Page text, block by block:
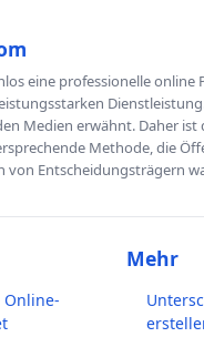
eine professionelle online
Medien erwähnt. Daher ist
Methode, die
von Entscheidungsträgern
Online-
Mehr